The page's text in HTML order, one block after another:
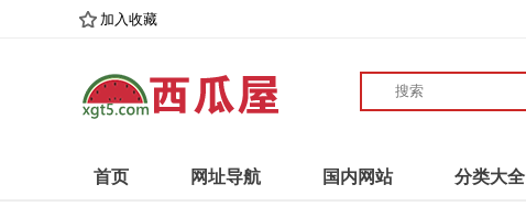
加入收藏
首页 网址导航 国内网站 分类大全